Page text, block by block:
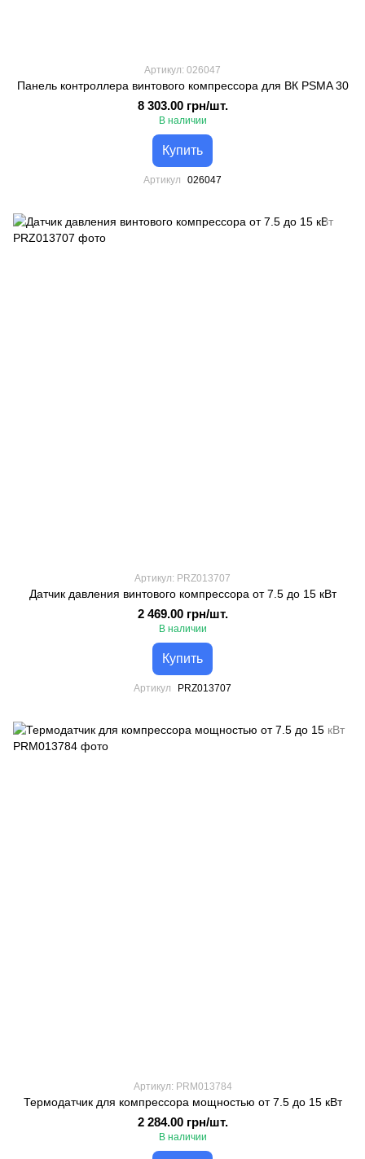
Артикул: 026047
Панель контроллера винтового компрессора для ВК PSMA 30
8 303.00 грн/шт.
В наличии
Купить
Артикул 026047
Артикул: PRZ013707
Датчик давления винтового компрессора от 7.5 до 15 кВт
2 469.00 грн/шт.
В наличии
Купить
Артикул PRZ013707
Артикул: PRM013784
Термодатчик для компрессора мощностью от 7.5 до 15 кВт
2 284.00 грн/шт.
В наличии